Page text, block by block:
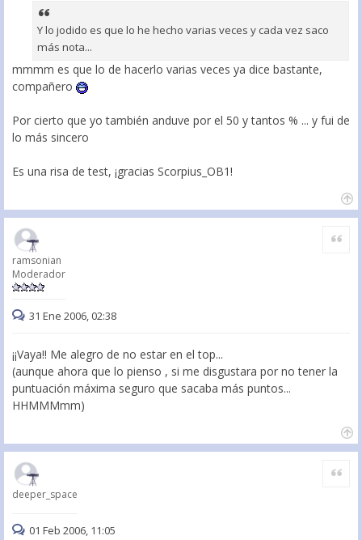
Y lo jodido es que lo he hecho varias veces y cada vez saco
más nota...
mmmm es que lo de hacerlo varias veces ya dice bastante,
compañero
Por cierto que yo también anduve por el 50 y tantos % ... y fui de
lo más sincero
Es una risa de test, ¡gracias Scorpius_OB1!
ramsonian
Moderador
Citar
31 Ene 2006, 02:38
¡¡Vaya!! Me alegro de no estar en el top...
(aunque ahora que lo pienso , si me disgustara por no tener la
puntuación máxima seguro que sacaba más puntos...
HHMMMmm)
deeper_space
Citar
01 Feb 2006, 11:05